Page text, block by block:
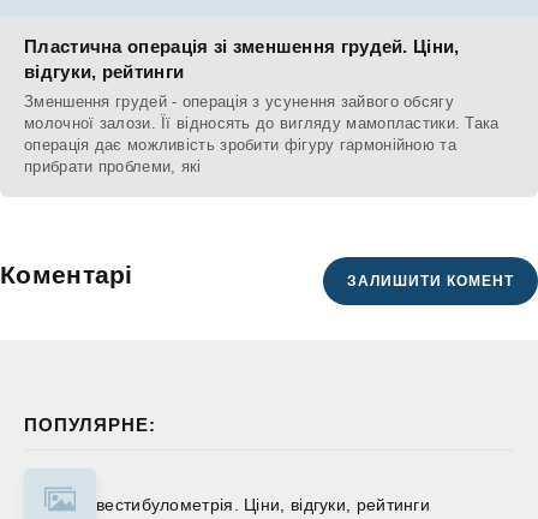
ПОПУЛЯРНЕ:
вестибулометрія. Ціни, відгуки, рейтинги
Пластична операція зі зменшення грудей. Ціни,
відгуки, рейтинги
Зменшення грудей - операція з усунення зайвого обсягу
молочної залози. Її відносять до вигляду мамопластики. Така
операція дає можливість зробити фігуру гармонійною та
прибрати проблеми, які
Коментарі ЗАЛИШИТИ КОМЕНТ